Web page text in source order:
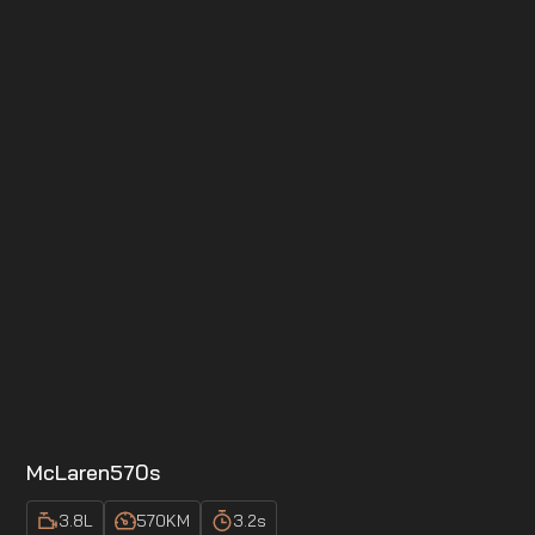
McLaren570s
3.8L 570KM 3.2s